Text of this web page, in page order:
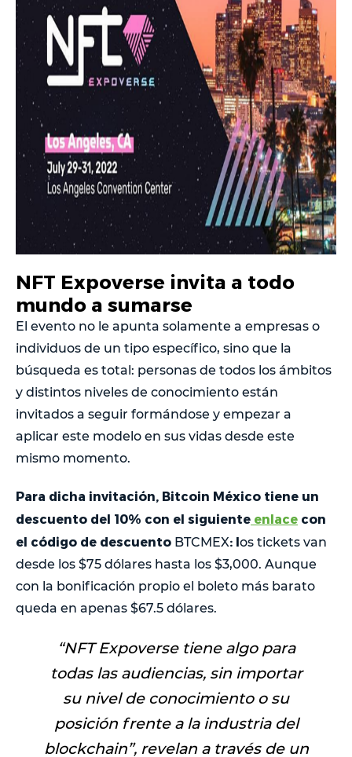
NFT Expoverse invita a todo
mundo a sumarse
El evento no le apunta solamente a empresas o
individuos de un tipo específico, sino que la
búsqueda es total: personas de todos los ámbitos
y distintos niveles de conocimiento están
invitados a seguir formándose y empezar a
aplicar este modelo en sus vidas desde este
mismo momento.
Para dicha invitación, Bitcoin México tiene un
descuento del 10% con el siguiente enlace con
el código de descuento BTCMEX: los tickets van
desde los $75 dólares hasta los $3,000. Aunque
con la bonificación propio el boleto más barato
queda en apenas $67.5 dólares.
“NFT Expoverse tiene algo para
todas las audiencias, sin importar
su nivel de conocimiento o su
posición frente a la industria del
blockchain”, revelan a través de un